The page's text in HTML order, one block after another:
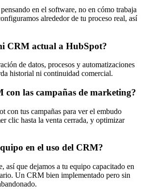
en el software, no en cómo trabaja
alrededor de tu proceso real, así
CRM actual a HubSpot?
de datos, procesos y automatizaciones
historial ni continuidad comercial.
con las campañas de marketing?
con tus campañas para ver el embudo
clic hasta la venta cerrada, y optimizar
en el uso del CRM?
así que dejamos a tu equipo capacitado en
Un CRM bien implementado pero sin